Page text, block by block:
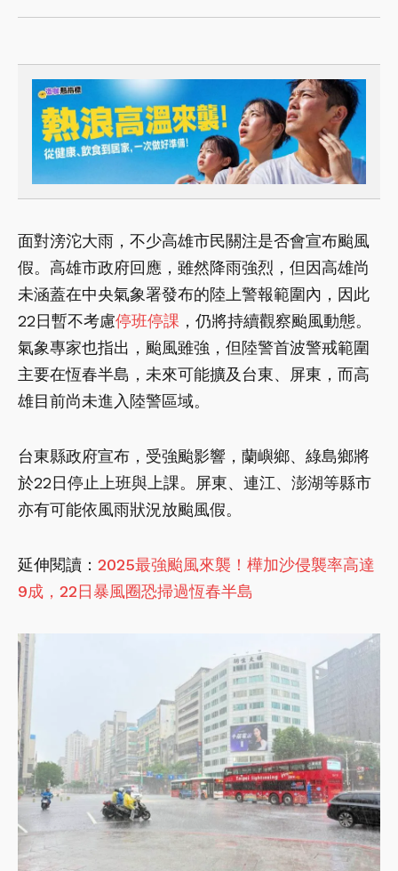
面對滂沱大雨，不少高雄市民關注是否會宣布颱風
假。高雄市政府回應，雖然降雨強烈，但因高雄尚
未涵蓋在中央氣象署發布的陸上警報範圍內，因此
22日暫不考慮停班停課 ，仍將持續觀察颱風動態。
氣象專家也指出，颱風雖強，但陸警首波警戒範圍
主要在恆春半島，未來可能擴及台東、屏東，而高
雄目前尚未進入陸警區域。
台東縣政府宣布，受強颱影響，蘭嶼鄉、綠島鄉將
於22日停止上班與上課。屏東、連江、澎湖等縣市
亦有可能依風雨狀況放颱風假。
延伸閱讀： 2025最強颱風來襲！樺加沙侵襲率高達
9成，22日暴風圈恐掃過恆春半島